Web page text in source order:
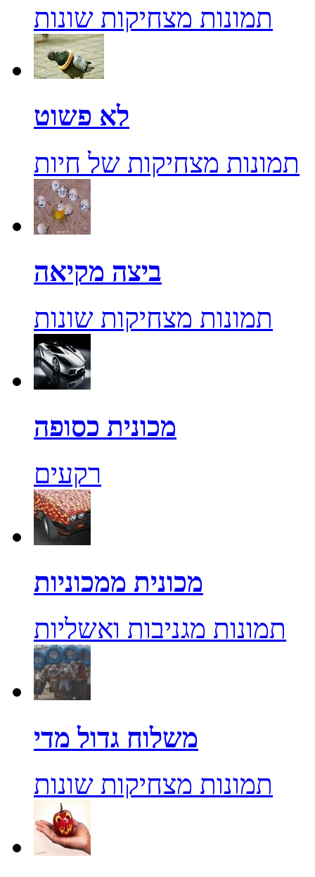
תמונות מצחיקות שונות
לא פשוט
תמונות מצחיקות של חיות
ביצה מקיאה
תמונות מצחיקות שונות
מכונית כסופה
רקעים
מכונית ממכוניות
תמונות מגניבות ואשליות
משלוח גדול מדי
תמונות מצחיקות שונות